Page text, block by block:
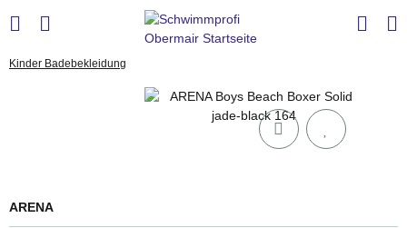
Kinder Badebekleidung
ARENA